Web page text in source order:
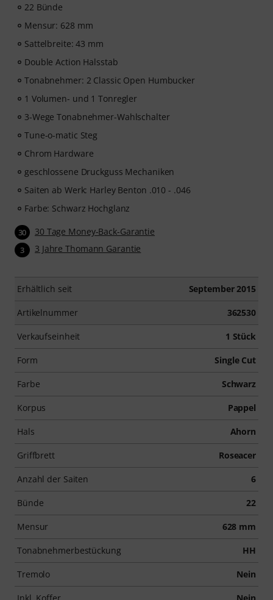
22 Bünde
Mensur: 628 mm
Sattelbreite: 43 mm
Double Action Halsstab
Tonabnehmer: 2 Classic Open Humbucker
1 Volumen- und 1 Tonregler
3-Wege Tonabnehmer-Wahlschalter
Tune-o-matic Steg
Chrom Hardware
geschlossene Druckguss Mechaniken
Saiten ab Werk: Harley Benton .010 - .046
Farbe: Schwarz Hochglanz
30 30 Tage Money-Back-Garantie
3 3 Jahre Thomann Garantie
Erhältlich seit September 2015
Artikelnummer 362530
Verkaufseinheit 1 Stück
Form Single Cut
Farbe Schwarz
Korpus Pappel
Hals Ahorn
Griffbrett Roseacer
Anzahl der Saiten 6
Bünde 22
Mensur 628 mm
Tonabnehmerbestückung HH
Tremolo Nein
Inkl. Koffer Nein